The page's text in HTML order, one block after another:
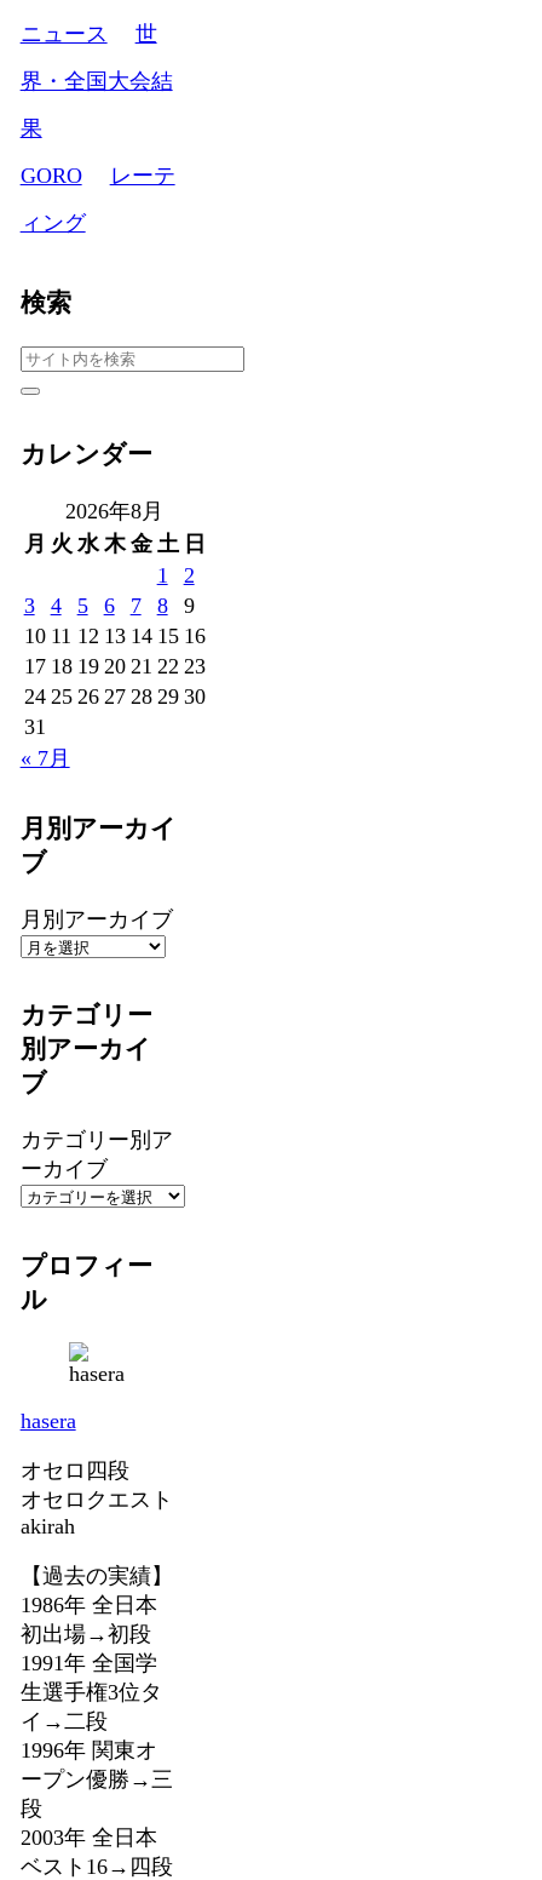
ニュース
世
界・全国大会結
果
GORO
レーテ
ィング
検索
カレンダー
2026年8月
月 火 水 木 金 土 日
1
2
3
4 5 6 7 8
9
10 11 12 13 14 15 16
17 18 19 20 21 22 23
24 25 26 27 28 29 30
31
« 7月
月別アーカイ
ブ
月別アーカイブ
カテゴリー
別アーカイ
ブ
カテゴリー別ア
ーカイブ
プロフィー
ル
hasera
オセロ四段
オセロクエスト
akirah
【過去の実績】
1986年 全日本
初出場→初段
1991年 全国学
生選手権3位タ
イ→二段
1996年 関東オ
ープン優勝→三
段
2003年 全日本
ベスト16→四段